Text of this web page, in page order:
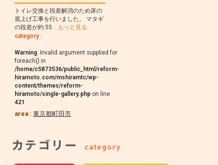
トイレ交換と段差解消のため床の
底上げ工事を行いました。 マタギ
の段差が約 55
…もっと見る
category :
Warning: Invalid argument supplied for
foreach() in
/home/c5873536/public_html/reform-
hiramoto.com/mshiramtc/wp-
content/themes/reform-
hiramoto/single-gallery.php on line
421
area :東京都町田市